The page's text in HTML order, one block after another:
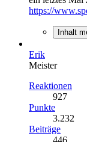
https://
Inhalt
Erik
Meister
Reaktionen
927
Punkte
3.232
Beiträge
446